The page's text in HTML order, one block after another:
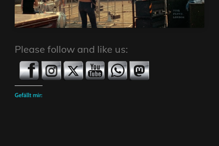
Please follow and like us:
Gefällt mir: